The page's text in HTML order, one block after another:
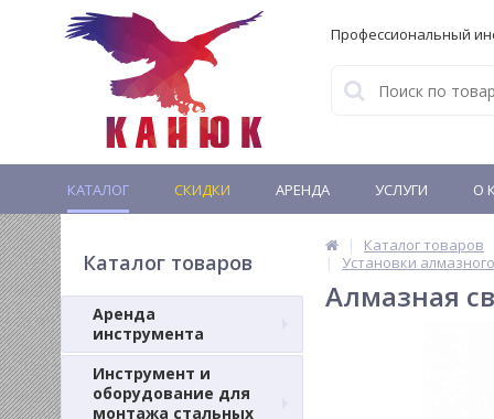
Профессиональный
КАТАЛОГ СКИДКИ АРЕНДА УСЛУГИ О
Каталог товаров
Аренда
инструмента
Инструмент и
оборудование для
монтажа стальных
Каталог товаров
Установки
Алмазная